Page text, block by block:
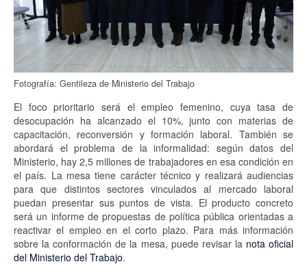
Fotografía: Gentileza de Ministerio del Trabajo
El foco prioritario será el empleo femenino, cuya tasa de
desocupación ha alcanzado el 10%, junto con materias de
capacitación, reconversión y formación laboral. También se
abordará el problema de la informalidad: según datos del
Ministerio, hay 2,5 millones de trabajadores en esa condición en
el país. La mesa tiene carácter técnico y realizará audiencias
para que distintos sectores vinculados al mercado laboral
puedan presentar sus puntos de vista. El producto concreto
será un informe de propuestas de política pública orientadas a
reactivar el empleo en el corto plazo. Para más información
sobre la conformación de la mesa, puede revisar la nota oficial
del Ministerio del Trabajo.